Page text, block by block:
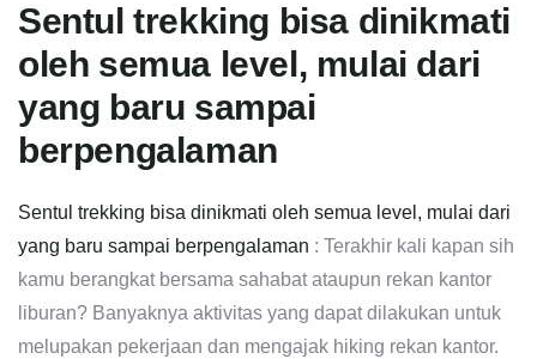
Sentul trekking bisa dinikmati
oleh semua level, mulai dari
yang baru sampai
berpengalaman
Sentul trekking bisa dinikmati oleh semua level, mulai dari
yang baru sampai berpengalaman : Terakhir kali kapan sih
kamu berangkat bersama sahabat ataupun rekan kantor
liburan? Banyaknya aktivitas yang dapat dilakukan untuk
melupakan pekerjaan dan mengajak hiking rekan kantor.